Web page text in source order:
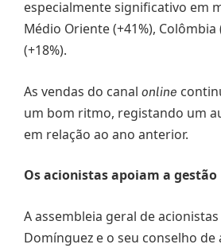
especialmente significativo em
Médio Oriente (+41%), Colômbia
(+18%).
As vendas do canal online
um bom ritmo, registando um
em relação ao ano anterior.
Os acionistas apoiam a gestão
A assembleia geral de
Domínguez e o seu conselho